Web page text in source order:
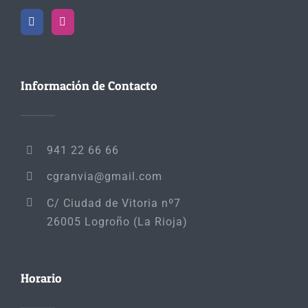
Información de Contacto
941 22 66 66
cgranvia@gmail.com
C/ Ciudad de Vitoria nº7
26005 Logroño (La Rioja)
Horario